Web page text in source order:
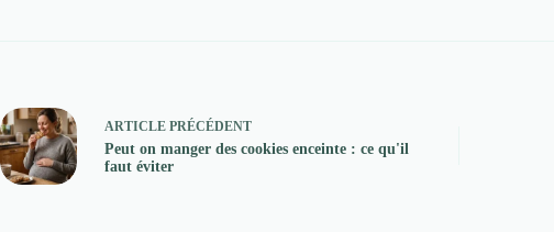
ARTICLE PRÉCÉDENT
Peut on manger des cookies enceinte : ce qu'il
faut éviter